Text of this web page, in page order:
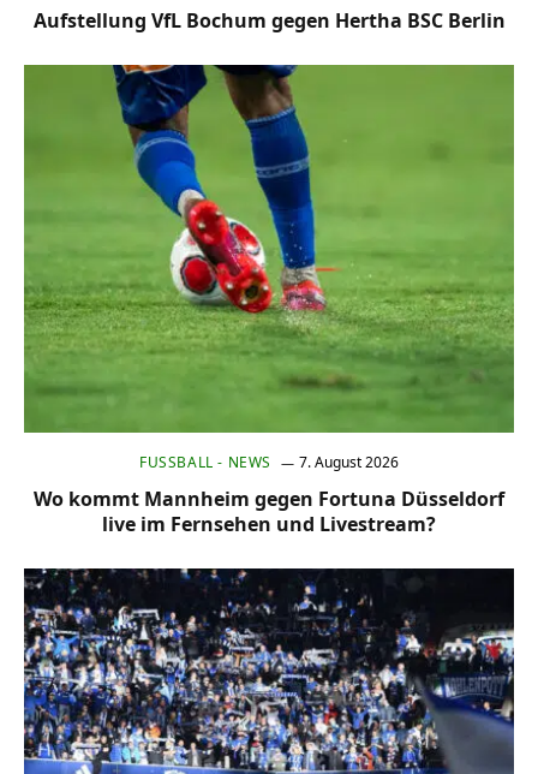
Aufstellung VfL Bochum gegen Hertha BSC Berlin
FUSSBALL - NEWS 7. August 2026
Wo kommt Mannheim gegen Fortuna Düsseldorf
live im Fernsehen und Livestream?